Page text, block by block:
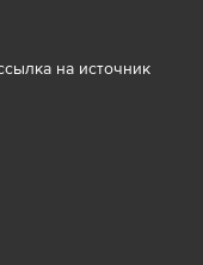
на источник